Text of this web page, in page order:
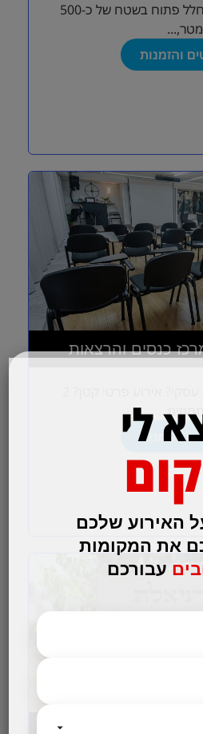
'מנדרין אירועים הינו חלל פתוח בשטח של כ-500
מטר,...
והזמנות
כנסים והרצאות
והזמנות
לי
האירוע שלכם
את המקומות
עבורכם